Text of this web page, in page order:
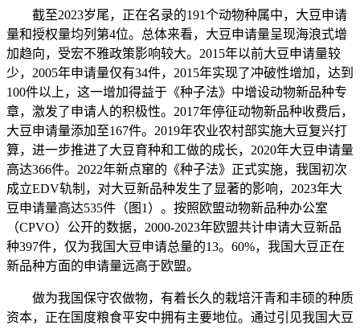
截至2023岁尾，正在名录的191个动物种属中，大豆申请
量和授权量均列第4位。总体来看，大豆申请量呈现海浪式增
加趋向，受宏不雅政策影响较大。2015年以前大豆申请量较
少，2005年申请量仅有34件，2015年实现了冲破性增加，达到
100件以上，这一增加得益于《种子法》中增设动物新品种专
章，激发了申请人的积极性。2017年停征动物新品种收费后，
大豆申请量添加至167件。2019年农业农村部实施大豆复兴打
算，进一步推进了大豆育种和工做的成长，2020年大豆申请量
高达366件。2022年新点窜的《种子法》正式实施，我国初次
成立EDV轨制，对大豆新品种发生了显著的影响，2023年大
豆申请量高达535件（图1）。按照欧盟动物新品种办公室
（CPVO）公开的数据，2000-2023年欧盟共计申请大豆新品
种397件，仅为我国大豆申请总量的13。60%，我国大豆正在
新品种方面的申请量远高于欧盟。
做为我国保守农做物，有着长久的栽培汗青和丰硕的种质
资本，正在国度粮食平安中拥有主要地位。通过引见我国大豆